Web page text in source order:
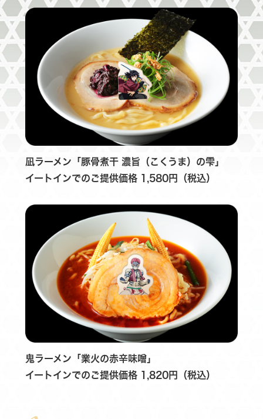
凪ラーメン「豚骨煮干 濃旨（こくうま）の雫」
イートインでのご提供価格 1,580円（税込）
鬼ラーメン「業火の赤辛味噌」
イートインでのご提供価格 1,820円（税込）